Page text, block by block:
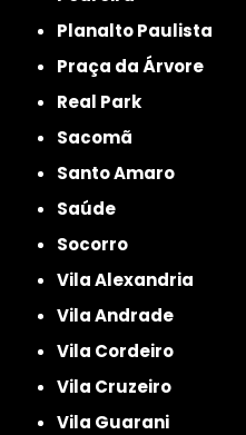
Planalto Paulista
Praça da Árvore
Real Park
Sacomã
Santo Amaro
Saúde
Socorro
Vila Alexandria
Vila Andrade
Vila Cordeiro
Vila Cruzeiro
Vila Guarani